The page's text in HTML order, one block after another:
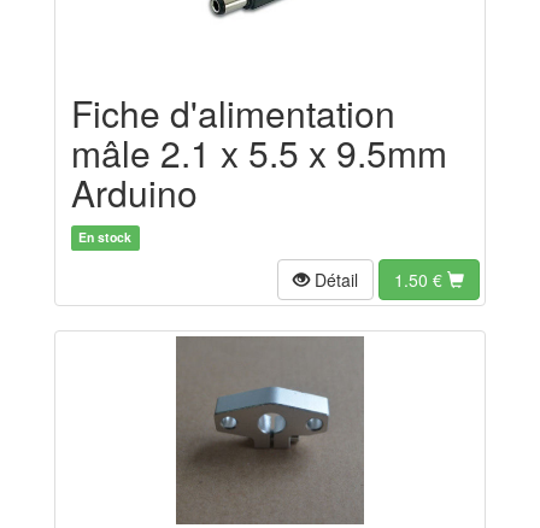
Fiche d'alimentation
mâle 2.1 x 5.5 x 9.5mm
Arduino
En stock
Détail 1.50 €